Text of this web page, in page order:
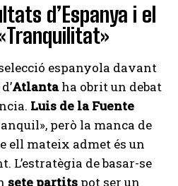
d’Espanya i el
espanyola davant
Atlantaha obrit un debat
Luis de la Fuente
però la manca de
ell mateix admet és un
L’estratègia de basar-se
sete partits pot ser un